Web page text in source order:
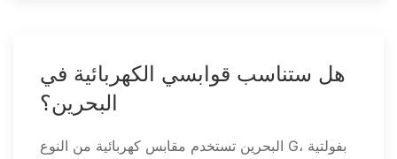
هل ستناسب قوابسي الكهربائية في
البحرين؟
البحرين تستخدم مقابس كهربائية من النوع G، بفولتية